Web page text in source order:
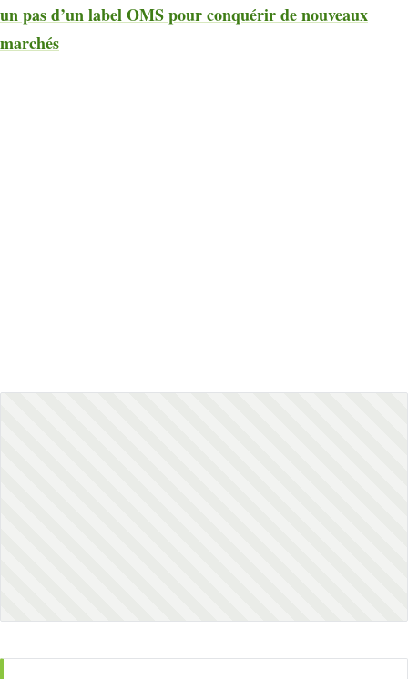
un pas d’un label OMS pour conquérir de nouveaux
marchés